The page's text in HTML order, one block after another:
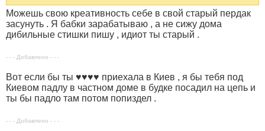
Можешь свою креативность себе в свой старый пердак
засунуть . Я бабки зарабатываю , а не сижу дома
дибильные стишки пишу , идиот ты старый .
- - - Добавлено - - -
Вот если бы ты ♥♥♥♥ приехала в Киев , я бы тебя под
Киевом падлу в частном доме в будке посадил на цепь и
ты бы падло там потом попиздел .
- - - Добавлено - - -